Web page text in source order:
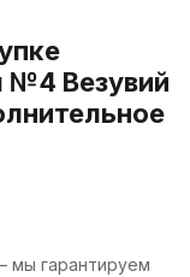
№4 Везувий
мы гарантируем